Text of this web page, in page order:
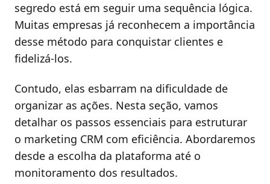
segredo está em seguir uma sequência lógica.
Muitas empresas já reconhecem a importância
desse método para conquistar clientes e
fidelizá-los.
Contudo, elas esbarram na dificuldade de
organizar as ações. Nesta seção, vamos
detalhar os passos essenciais para estruturar
o marketing CRM com eficiência. Abordaremos
desde a escolha da plataforma até o
monitoramento dos resultados.